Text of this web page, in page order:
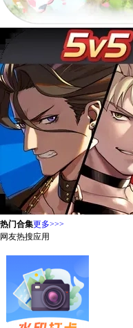
热门合集更多>>>
网友热搜应用